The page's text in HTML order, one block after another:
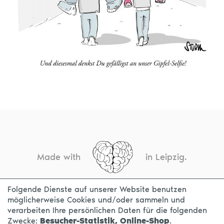
Made with in Leipzig.
KONTAKT IMPRESSUM DATENSCHUTZ
Folgende Dienste auf unserer Website benutzen
möglicherweise Cookies und/oder sammeln und
verarbeiten Ihre persönlichen Daten für die folgenden
Zwecke: Besucher-Statistik, Online-Shop.